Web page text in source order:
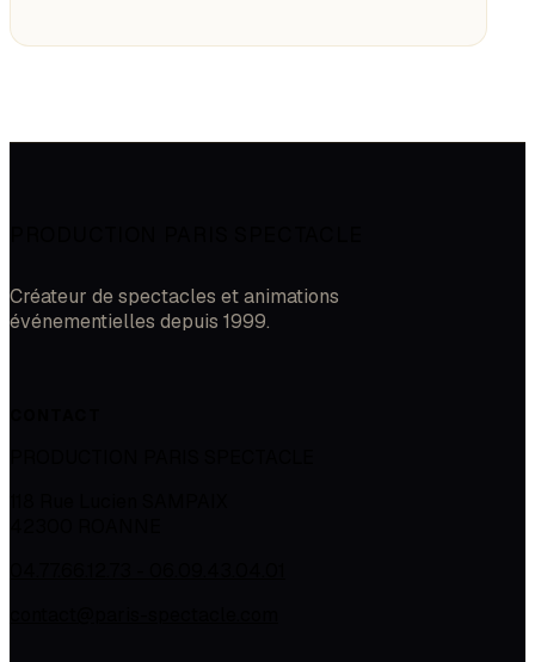
Créateur de spectacles et animations
événementielles depuis 1999.